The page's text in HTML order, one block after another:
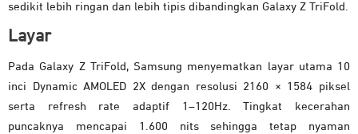
sedikit lebih ringan dan lebih tipis dibandingkan Galaxy Z TriFold.
Layar
Pada Galaxy Z TriFold, Samsung menyematkan layar utama 10
inci Dynamic AMOLED 2X dengan resolusi 2160 × 1584 piksel
serta refresh rate adaptif 1–120Hz. Tingkat kecerahan
puncaknya mencapai 1.600 nits sehingga tetap nyaman